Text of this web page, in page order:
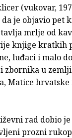
(vukovar,
da je objavio pet
mrlje od
knjige kratkih
luđaci i malo
zbornika u
Matice
rad dobio
prozni